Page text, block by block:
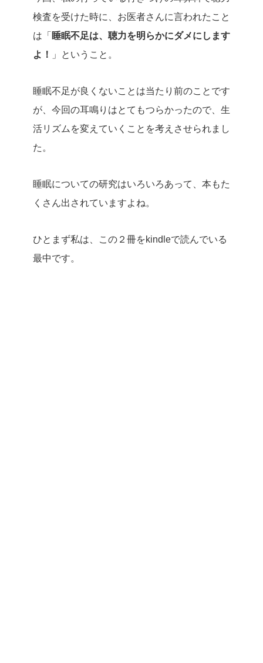
検査を受けた時に、お医者さんに言われたこと
は「 睡眠不足は、聴力を明らかにダメにします
よ！
」ということ。
睡眠不足が良くないことは当たり前のことです
が、今回の耳鳴りはとてもつらかったので、生
活リズムを変えていくことを考えさせられまし
た。
睡眠についての研究はいろいろあって、本もた
くさん出されていますよね。
ひとまず私は、この２冊をkindleで読んでいる
最中です。